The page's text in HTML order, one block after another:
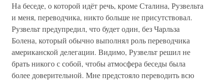
На беседе, о которой идёт речь, кроме Сталина, Рузвельта
и меня, переводчика, никто больше не присутствовал.
Рузвельт предупредил, что будет один, без Чарльза
Болена, который обычно выполнял роль переводчика
американской делегации. Видимо, Рузвельт решил не
брать никого с собой, чтобы атмосфера беседы была
более доверительной. Мне предстояло переводить всю